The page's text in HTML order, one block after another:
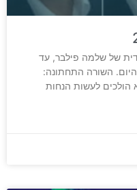
של שלמה פילבר, עד
השורה התחתונה:
הולכים לעשות הנחות